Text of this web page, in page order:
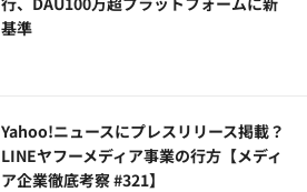
基準
Yahoo!ニュースにプレスリリース掲載？
LINEヤフーメディア事業の行方【メディ
ア企業徹底考察 #321】